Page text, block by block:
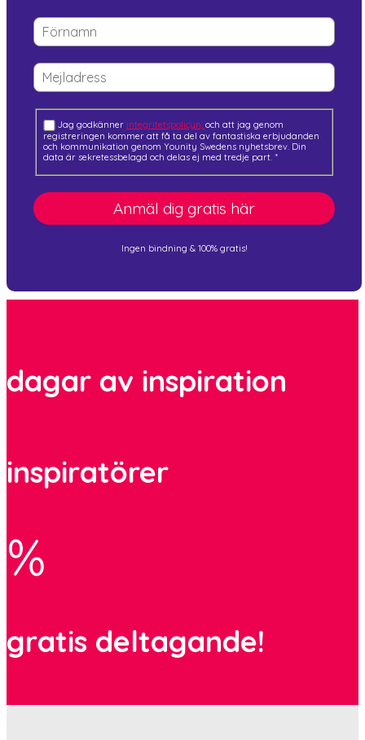
Jag godkänner integritetspolicyn, och att jag genom
registreringen kommer att få ta del av fantastiska erbjudanden
och kommunikation genom Younity Swedens nyhetsbrev. Din
data är sekretessbelagd och delas ej med tredje part. *
Anmäl dig gratis här
Ingen bindning & 100% gratis!
dagar av inspiration
inspiratörer
%
gratis deltagande!